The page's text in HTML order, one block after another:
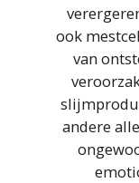
ook
van
andere